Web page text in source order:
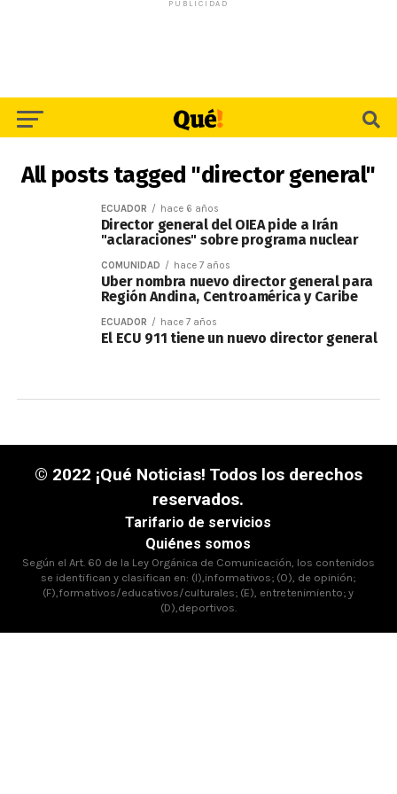
PUBLICIDAD
All posts tagged "director general"
ECUADOR hace 6 años
Director general del OIEA pide a Irán
"aclaraciones" sobre programa nuclear
COMUNIDAD hace 7 años
Uber nombra nuevo director general para
Región Andina, Centroamérica y Caribe
ECUADOR hace 7 años
El ECU 911 tiene un nuevo director general
© 2022 ¡Qué Noticias! Todos los derechos
reservados.
Tarifario de servicios
Quiénes somos
Según el Art. 60 de la Ley Orgánica de Comunicación, los contenidos
se identifican y clasifican en: (I),informativos; (O), de opinión;
(F),formativos/educativos/culturales; (E), entretenimiento; y
(D),deportivos.